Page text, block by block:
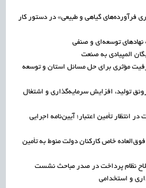
فرآورده‌های گیاهی و طبیعی» در دستور کار
توسعه‌ای و صنفی
المپیادی به صنعت
مؤثری برای حل مسائل استان و توسعه
پیش‌شرط رونق تولید، افزایش سرمایه‌گذاری و اشتغال
انتظار تأمین اعتبار؛ آیین‌نامه اجرایی
خاص کارکنان دولت منوط به تأمین
نظام پرداخت در صدر مباحث نشست
و استخدامی